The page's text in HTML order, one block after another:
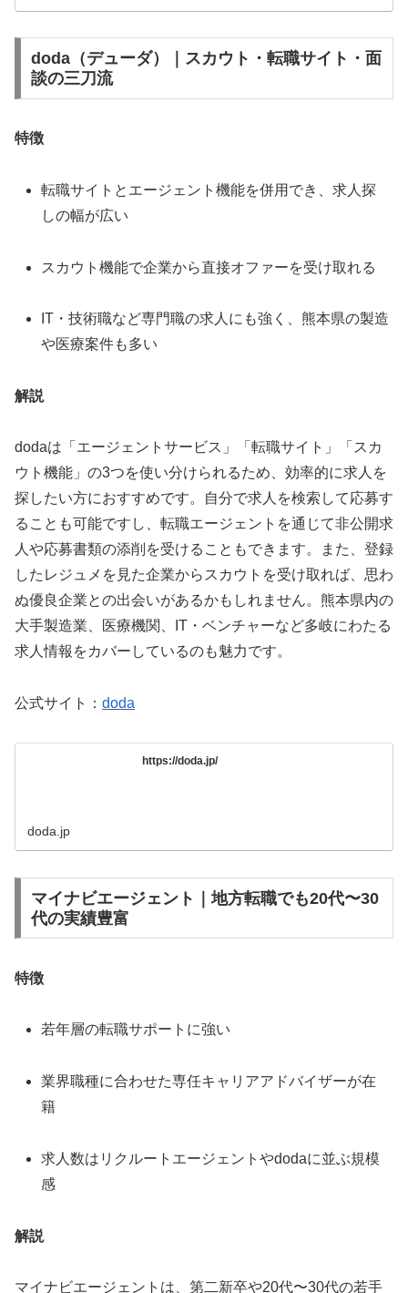
doda（デューダ）｜スカウト・転職サイト・面
談の三刀流
特徴
転職サイトとエージェント機能を併用でき、求人探
しの幅が広い
スカウト機能で企業から直接オファーを受け取れる
IT・技術職など専門職の求人にも強く、熊本県の製造
や医療案件も多い
解説
dodaは「エージェントサービス」「転職サイト」「スカ
ウト機能」の3つを使い分けられるため、効率的に求人を
探したい方におすすめです。自分で求人を検索して応募す
ることも可能ですし、転職エージェントを通じて非公開求
人や応募書類の添削を受けることもできます。また、登録
したレジュメを見た企業からスカウトを受け取れば、思わ
ぬ優良企業との出会いがあるかもしれません。熊本県内の
大手製造業、医療機関、IT・ベンチャーなど多岐にわたる
求人情報をカバーしているのも魅力です。
公式サイト： doda
https://doda.jp/
doda.jp
マイナビエージェント｜地方転職でも20代〜30
代の実績豊富
特徴
若年層の転職サポートに強い
業界職種に合わせた専任キャリアアドバイザーが在
籍
求人数はリクルートエージェントやdodaに並ぶ規模
感
解説
マイナビエージェントは、第二新卒や20代〜30代の若手